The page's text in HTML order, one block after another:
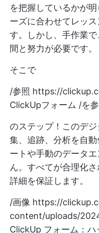
を把握しているかが
ーズに合わせてレッ
す。しかし、手作業
間と努力が必要です。
そこで
/参照 https://
ClickUpフォーム /を参
のステップ！このデ
集、追跡、分析を自
ートや手動のデータ
ん。すべてが合理化
詳細を保証します。
/画像 https://
content/uploads/
ClickUp フォーム：